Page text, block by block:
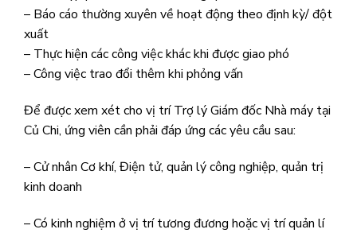
– Báo cáo thường xuyên về hoạt động theo định kỳ/ đột
xuất
– Thực hiện các công việc khác khi được giao phó
– Công việc trao đổi thêm khi phỏng vấn
Để được xem xét cho vị trí Trợ lý Giám đốc Nhà máy tại
Củ Chi, ứng viên cần phải đáp ứng các yêu cầu sau:
– Cử nhân Cơ khí, Điện tử, quản lý công nghiệp, quản trị
kinh doanh
– Có kinh nghiệm ở vị trí tương đương hoặc vị trí quản lí